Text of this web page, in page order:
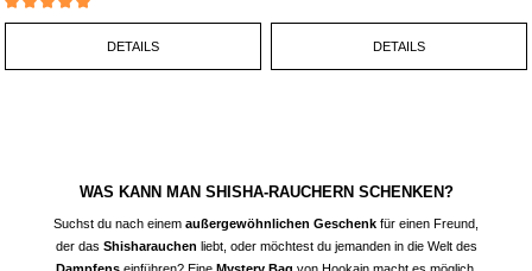
Durchschnittliche Bewertung von 5 von 5 Sternen
DETAILS
DETAILS
WAS KANN MAN SHISHA-RAUCHERN SCHENKEN?
Suchst du nach einem außergewöhnlichen Geschenk für einen Freund,
der das Shisharauchen liebt, oder möchtest du jemanden in die Welt des